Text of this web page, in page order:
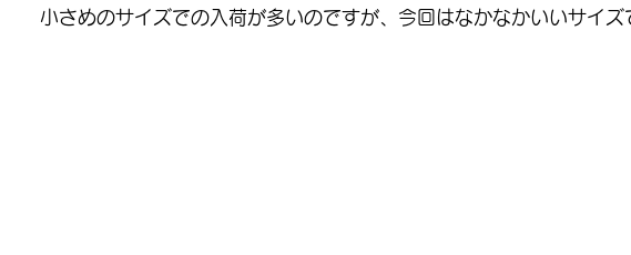
小さめのサイズでの入荷が多いのですが、今回はなかなかいいサイズ